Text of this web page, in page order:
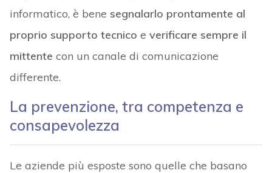
informatico, è bene segnalarlo prontamente al
proprio supporto tecnico e verificare sempre il
mittente con un canale di comunicazione
differente.
La prevenzione, tra competenza e
consapevolezza
Le aziende più esposte sono quelle che basano